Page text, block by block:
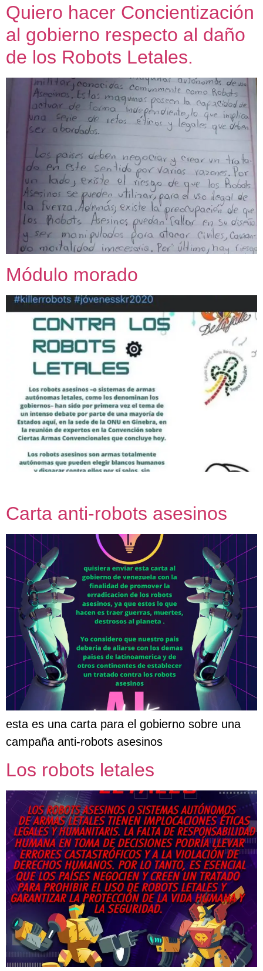
Quiero hacer Concientización
al gobierno respecto al daño
de los Robots Letales.
Módulo morado
Carta anti-robots asesinos
esta es una carta para el gobierno sobre una
campaña anti-robots asesinos
Los robots letales